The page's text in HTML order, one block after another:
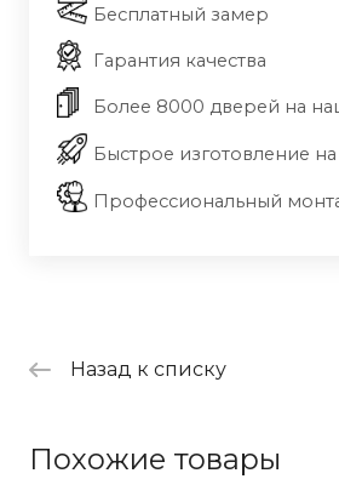
Бесплатный замер
Гарантия качества
Более 8000 дверей на
Быстрое изготовление на
Профессиональный
Назад к списку
Похожие товары